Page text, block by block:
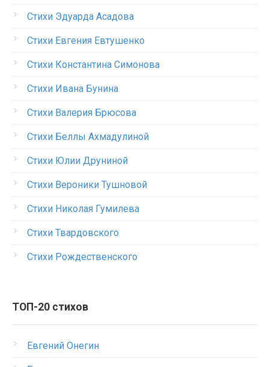
Стихи Эдуарда Асадова
Стихи Евгения Евтушенко
Стихи Константина Симонова
Стихи Ивана Бунина
Стихи Валерия Брюсова
Стихи Беллы Ахмадулиной
Стихи Юлии Друниной
Стихи Вероники Тушновой
Стихи Николая Гумилева
Стихи Твардовского
Стихи Рождественского
ТОП-20 стихов
Евгений Онегин